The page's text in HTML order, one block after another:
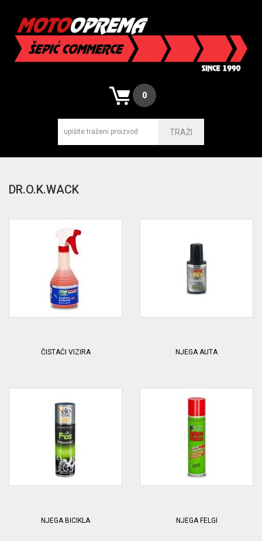
0
TRAŽI
DR.O.K.WACK
ČISTAĆI VIZIRA NJEGA AUTA
NJEGA BICIKLA NJEGA FELGI